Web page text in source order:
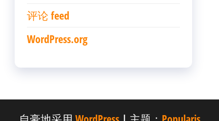
评论 feed
WordPress.org